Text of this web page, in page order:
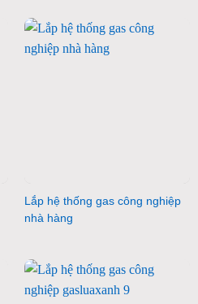
Lắp hệ thống gas công nghiệp
nhà hàng